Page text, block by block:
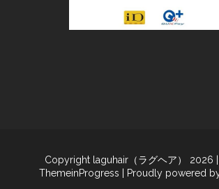
Copyright laguhair（ラグヘア） 2026
ThemeinProgress
| Proudly powered